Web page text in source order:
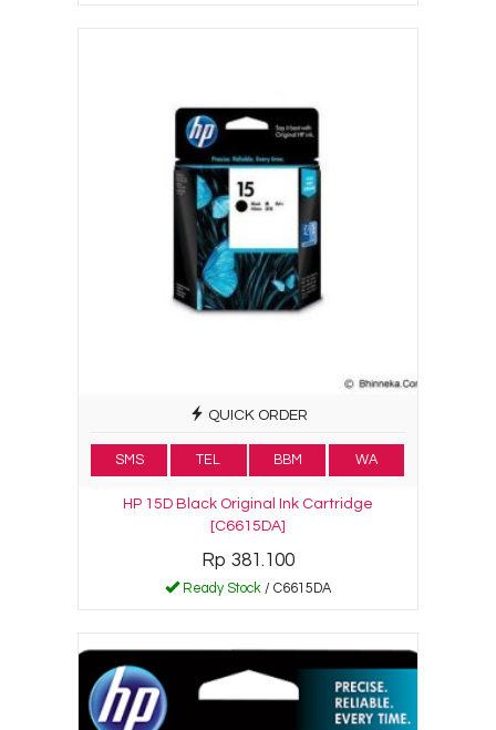
QUICK ORDER
SMS TEL BBM WA
HP 15D Black Original Ink Cartridge
[C6615DA]
Rp 381.100
Ready Stock / C6615DA